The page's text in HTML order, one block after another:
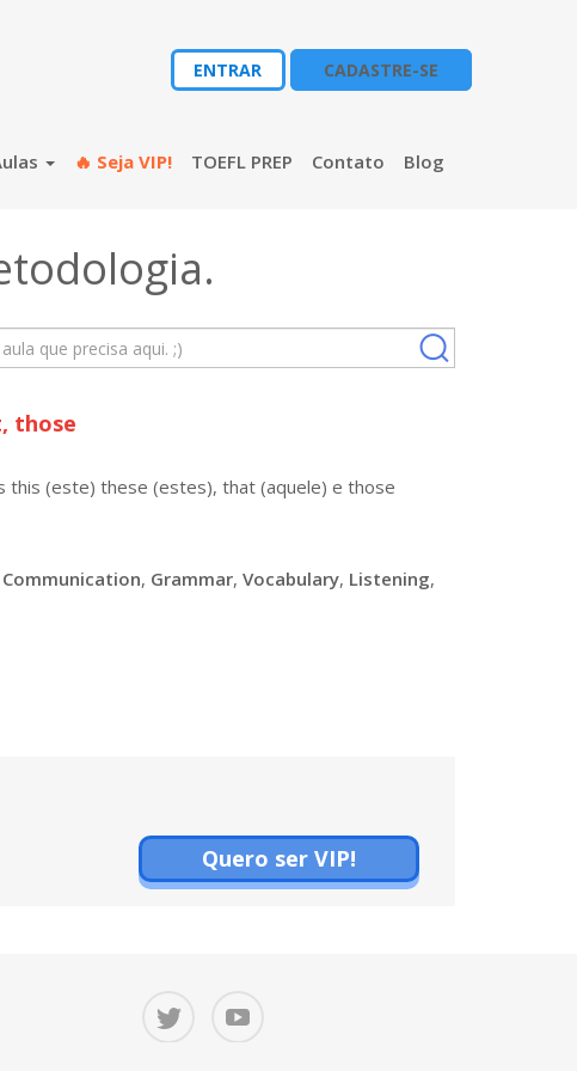
ENTRAR CADASTRE-SE
🔥 Seja VIP! TOEFL PREP Contato Blog
.
those
this (este) these (estes), that (aquele) e those
Communication, Grammar, Vocabulary, Listening,
Quero ser VIP!